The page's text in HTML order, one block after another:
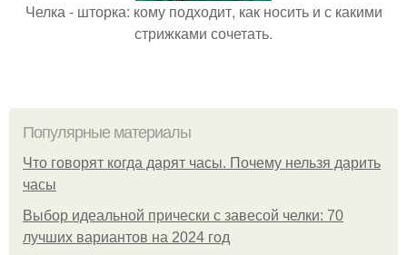
Челка - шторка: кому подходит, как носить и с какими
стрижками сочетать.
Популярные материалы
Что говорят когда дарят часы. Почему нельзя дарить
часы
Выбор идеальной прически с завесой челки: 70
лучших вариантов на 2024 год